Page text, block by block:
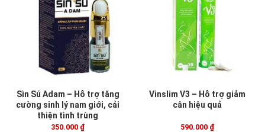
Sìn Sú Adam – Hỗ trợ tăng
cường sinh lý nam giới, cải
thiện tình trùng
350.000 ₫
Vinslim V3 – Hỗ trợ giảm
cân hiệu quả
590.000 ₫